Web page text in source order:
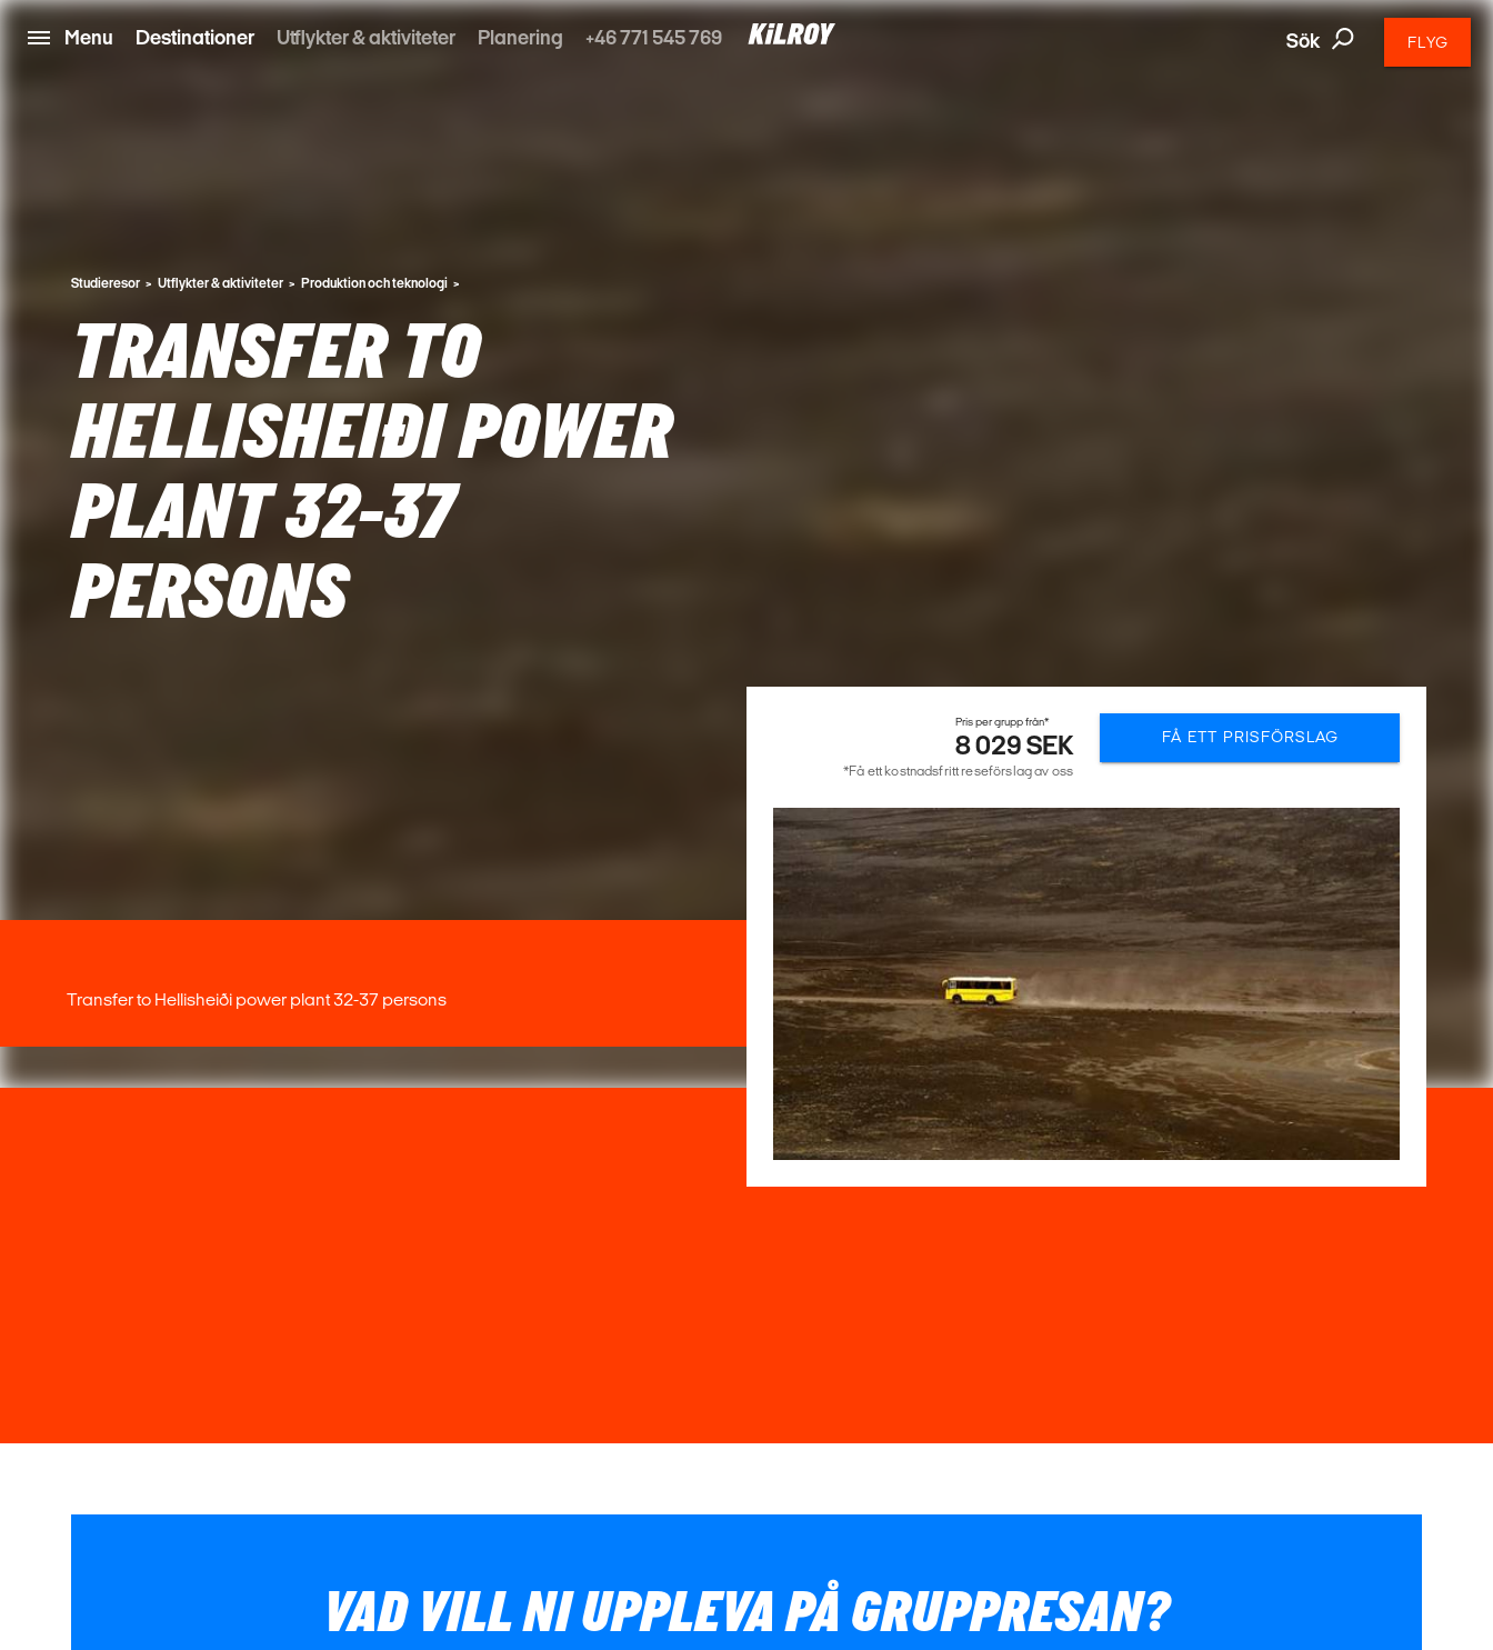
Menu Destinationer Utflykter & aktiviteter Planering +46 771 545 769 Sök FLYG
Studieresor Utflykter & aktiviteter Produktion och teknologi
TRANSFER TO
HELLISHEIÐI POWER
PLANT 32-37
PERSONS
Transfer to Hellisheiði power plant 32-37 persons
Pris per grupp från*
8 029 SEK
*Få ett kostnadsfritt reseförslag av oss
FÅ ETT PRISFÖRSLAG
VAD VILL NI UPPLEVA PÅ GRUPPRESAN?